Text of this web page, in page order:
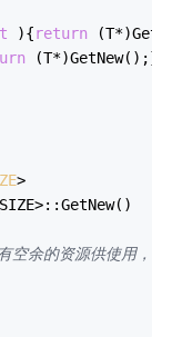
){return
(T*)GetNew();}
>
空余的资源供使用，只